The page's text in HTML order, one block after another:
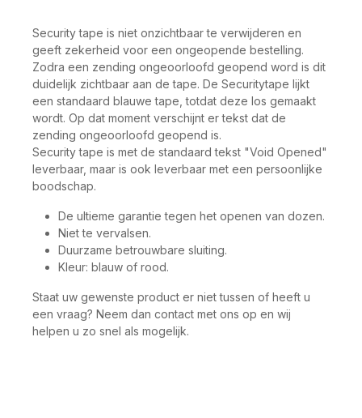
Security tape is niet onzichtbaar te verwijderen en
geeft zekerheid voor een ongeopende bestelling.
Zodra een zending ongeoorloofd geopend word is dit
duidelijk zichtbaar aan de tape. De Securitytape lijkt
een standaard blauwe tape, totdat deze los gemaakt
wordt. Op dat moment verschijnt er tekst dat de
zending ongeoorloofd geopend is.
Security tape is met de standaard tekst "Void Opened"
leverbaar, maar is ook leverbaar met een persoonlijke
boodschap.
De ultieme garantie tegen het openen van dozen.
Niet te vervalsen.
Duurzame betrouwbare sluiting.
Kleur: blauw of rood.
Staat uw gewenste product er niet tussen of heeft u
een vraag? Neem dan contact met ons op en wij
helpen u zo snel als mogelijk.